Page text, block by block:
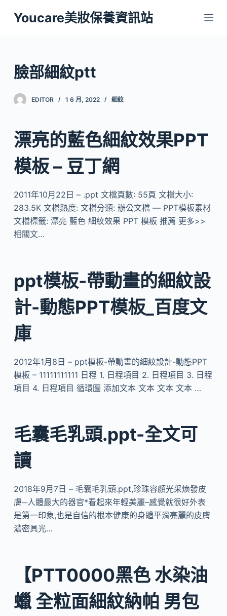
跳
至
內
容
Youcare美妝保養資訊站
臉部細紋ptt
EDITOR 1 6 月, 2022 細紋
漂亮的藍色細紋效果PPT
模板 – 豆丁網
2011年10月22日 – .ppt 文檔頁數: 55頁 文檔大小:
283.5K 文檔熱度: 文檔分類: 辦公文檔 — PPT模板素材
文檔標籤: 漂亮 藍色 細紋效果 PPT 模板 推薦 更多>>
相關文…
ppt模板-帶動畫的細紋設
計-動態PPT模板_百度文
庫
2012年1月8日 – ppt模板-帶動畫的細紋設計-動態PPT
模板 – 11111111111 日程 1. 日程項目 2. 日程項目 3. 日程
項目 4. 日程項目 循環圖 添加文本 文本 文本 文本 …
毛囊毛乳頭.ppt-全文可
讀
2018年9月7日 – 毛囊毛乳頭.ppt,珍珠容顏光采煥發皮
膚─人體最大的器官*看起來年輕美麗–感覺就很好外表
是第一印象,也是自信的根本健康的身體平滑亮麗的皮膚
濃密具光…
【PTT0000黑色 水染油
蠟 全粒面細紋納帕 男包